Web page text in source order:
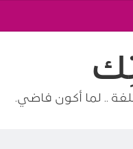
.. لما أكون فاضي.